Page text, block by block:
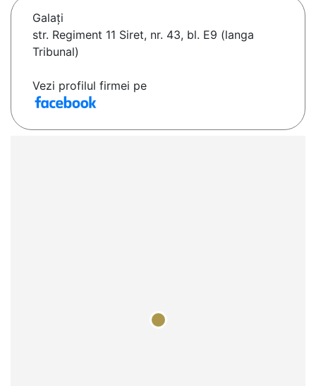
Galaţi
str. Regiment 11 Siret, nr. 43, bl. E9 (langa
Tribunal)
Vezi profilul firmei pe